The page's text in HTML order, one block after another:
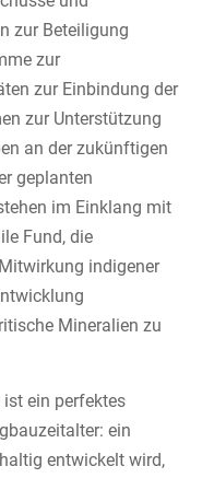
zur Beteiligung
zur
zur Einbindung der
zur Unterstützung
an der zukünftigen
geplanten
im Einklang mit
Fund, die
indigener
Mineralien zu
ein perfektes
ein
entwickelt wird,